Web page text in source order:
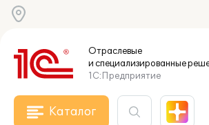
Отраслевые
и специализированные
1С:Предприятие
Каталог